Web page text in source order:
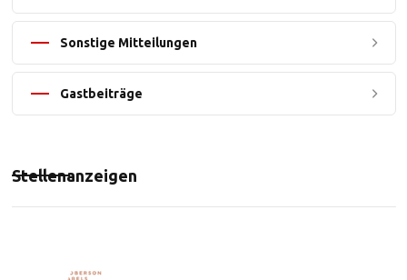
Sonstige Mitteilungen
Gastbeiträge
Stellenanzeigen